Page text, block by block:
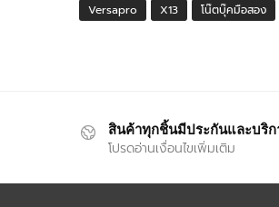
Versapro
X13 โน๊ตบุ๊คมือสอง
สินค้าทุกชิ้นมีประกันและบริก
โปรดอ่านเงื่อนไขเพิ่มเติม